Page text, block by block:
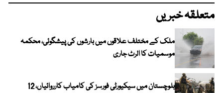
متعلقہ خبریں
ملک کے مختلف علاقوں میں بارشوں کی پیشگوئی، محکمہ
موسمیات کا الرٹ جاری
بلوچستان میں سیکیورٹی فورسز کی کامیاب کارروائیاں، 12